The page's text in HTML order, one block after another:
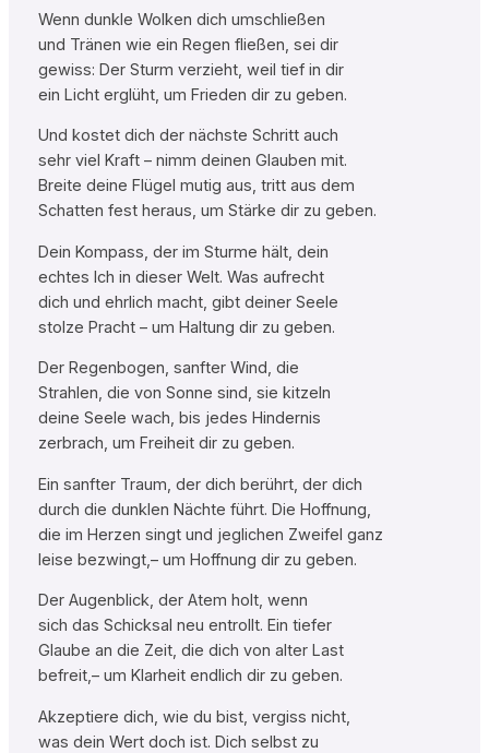
Wenn dunkle Wolken dich umschließen
und Tränen wie ein Regen fließen, sei dir
gewiss: Der Sturm verzieht, weil tief in dir
ein Licht erglüht, um Frieden dir zu geben.
Und kostet dich der nächste Schritt auch
sehr viel Kraft – nimm deinen Glauben mit.
Breite deine Flügel mutig aus, tritt aus dem
Schatten fest heraus, um Stärke dir zu geben.
Dein Kompass, der im Sturme hält, dein
echtes Ich in dieser Welt. Was aufrecht
dich und ehrlich macht, gibt deiner Seele
stolze Pracht – um Haltung dir zu geben.
Der Regenbogen, sanfter Wind, die
Strahlen, die von Sonne sind, sie kitzeln
deine Seele wach, bis jedes Hindernis
zerbrach, um Freiheit dir zu geben.
Ein sanfter Traum, der dich berührt, der dich
durch die dunklen Nächte führt. Die Hoffnung,
die im Herzen singt und jeglichen Zweifel ganz
leise bezwingt,– um Hoffnung dir zu geben.
Der Augenblick, der Atem holt, wenn
sich das Schicksal neu entrollt. Ein tiefer
Glaube an die Zeit, die dich von alter Last
befreit,– um Klarheit endlich dir zu geben.
Akzeptiere dich, wie du bist, vergiss nicht,
was dein Wert doch ist. Dich selbst zu